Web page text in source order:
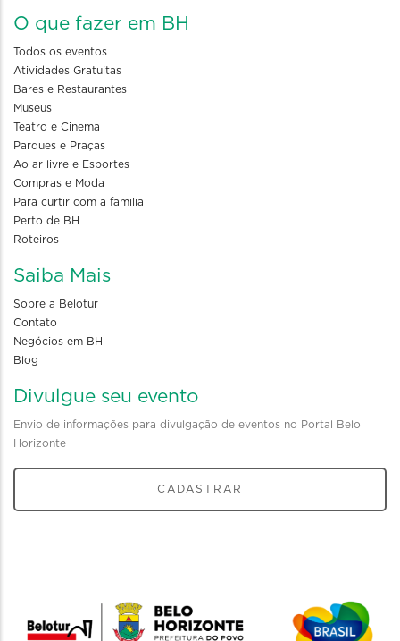
O que fazer em BH
Todos os eventos
Atividades Gratuitas
Bares e Restaurantes
Museus
Teatro e Cinema
Parques e Praças
Ao ar livre e Esportes
Compras e Moda
Para curtir com a familia
Perto de BH
Roteiros
Saiba Mais
Sobre a Belotur
Contato
Negócios em BH
Blog
Divulgue seu evento
Envio de informações para divulgação de eventos no Portal Belo
Horizonte
CADASTRAR